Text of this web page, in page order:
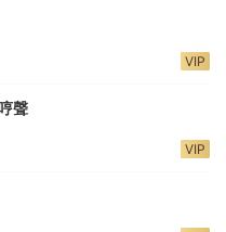
VIP
聲
VIP